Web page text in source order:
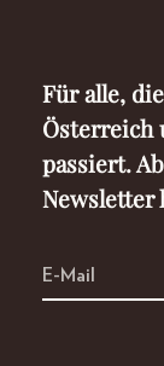
Für alle,
Österreich
passiert.
Newsletter